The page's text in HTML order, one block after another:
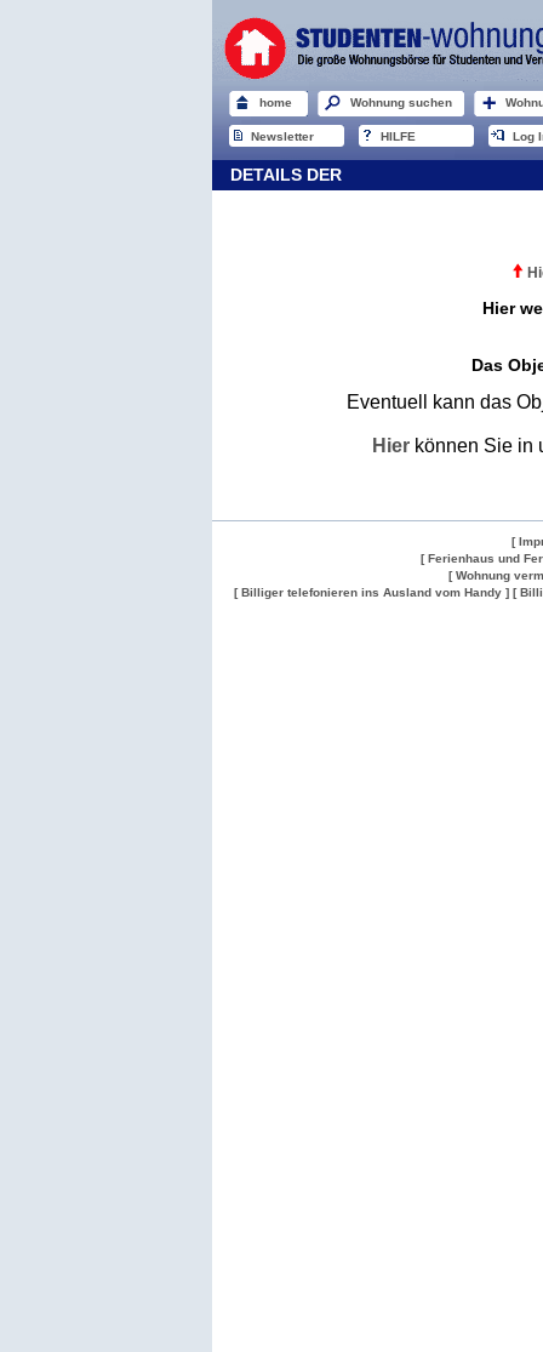
home Wohnung suchen
Newsletter HILFE Log
DETAILS DER
Hier
Das
Eventuell kann das
Hier können Sie in
[
[ Ferienhaus und
[ Wohnung
[ Billiger telefonieren ins Ausland vom Handy ] [